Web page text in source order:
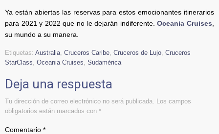
Ya están abiertas las reservas para estos emocionantes itinerarios
para 2021 y 2022 que no le dejarán indiferente.Oceania Cruises
su mundo a su manera.
Etiquetas: Australia Cruceros Caribe Cruceros de Lujo Cruceros
StarClass Oceania Cruises Sudamérica
Deja una respuesta
Tu dirección de correo electrónico no será publicada.
Los campos
obligatorios están marcados con *
Comentario *